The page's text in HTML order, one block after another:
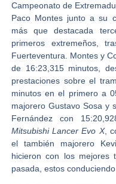
Campeonato de
Paco Montes junto a su
más que destacada
primeros extremeños,
Fuerteventura. Montes y
de 16:23,315 minutos,
prestaciones sobre el
minutos en el primero a
majorero Gustavo Sosa y
Fernández con
Mitsubishi Lancer Evo X,
el también majorero
hicieron con los mejores
pasada, estos